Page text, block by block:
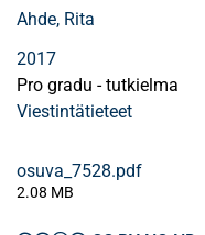
Ahde, Rita
2017
Pro gradu - tutkielma
Viestintätieteet
osuva_7528.pdf
2.08 MB